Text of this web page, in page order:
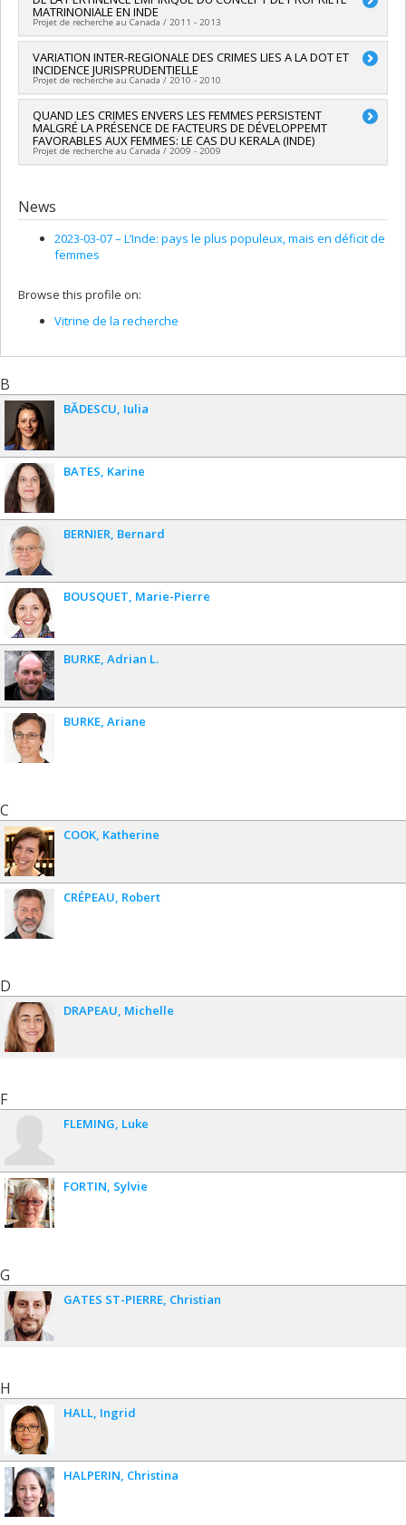
la Francophonie et du Commerce extérieur
Grant programs:
Co-researchers :Ghislain Otis
Funding sources:
Grant programs:PV128152-Subvention de partenariat
MATRINONIALE EN INDE
Projet de recherche au Canada / 2011 - 2013
Lead researcher :Karine Bates
VARIATION INTER-REGIONALE DES CRIMES LIES A LA DOT ET
INCIDENCE JURISPRUDENTIELLE
Projet de recherche au Canada / 2010 - 2010
Lead researcher :Karine Bates
QUAND LES CRIMES ENVERS LES FEMMES PERSISTENT
MALGRÉ LA PRÉSENCE DE FACTEURS DE DÉVELOPPEMT
FAVORABLES AUX FEMMES: LE CAS DU KERALA (INDE)
Projet de recherche au Canada / 2009 - 2009
News
2023-03-07 – L’Inde: pays le plus populeux, mais en déficit de
femmes
Browse this profile on:
Vitrine de la recherche
B
BĂDESCU Iulia
BATES Karine
BERNIER Bernard
BOUSQUET Marie-Pierre
BURKE Adrian L.
BURKE Ariane
C
COOK Katherine
CRÉPEAU Robert
D
DRAPEAU Michelle
F
FLEMING Luke
FORTIN Sylvie
G
GATES ST-PIERRE Christian
H
HALL Ingrid
HALPERIN Christina